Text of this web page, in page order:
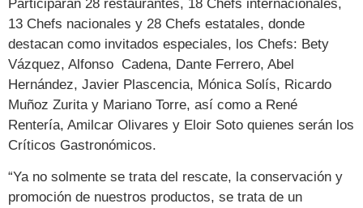
Participarán 28 restaurantes, 18 Chefs internacionales,
13 Chefs nacionales y 28 Chefs estatales, donde
destacan como invitados especiales, los Chefs: Bety
Vázquez, Alfonso Cadena, Dante Ferrero, Abel
Hernández, Javier Plascencia, Mónica Solís, Ricardo
Muñoz Zurita y Mariano Torre, así como a René
Rentería, Amilcar Olivares y Eloir Soto quienes serán los
Críticos Gastronómicos.
“Ya no solmente se trata del rescate, la conservación y
promoción de nuestros productos, se trata de un